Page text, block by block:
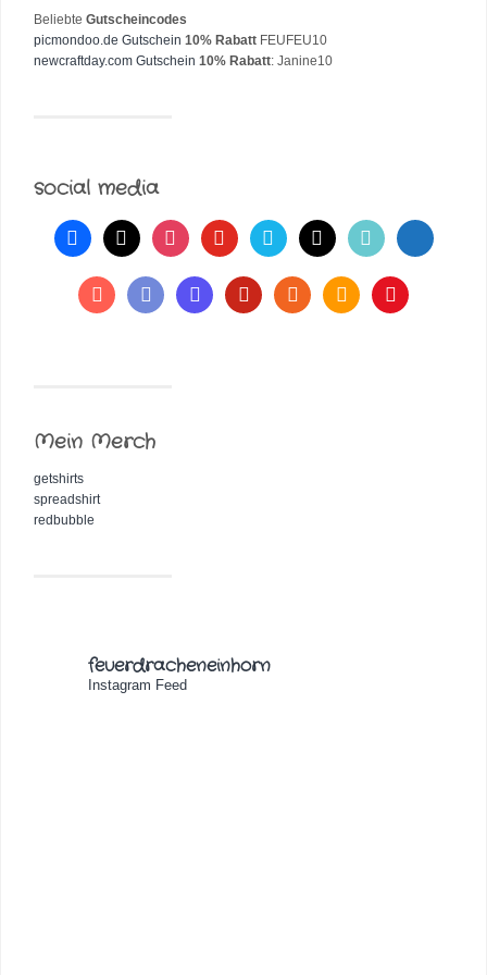
Beliebte Gutscheincodes
picmondoo.de Gutschein 10% Rabatt FEUFEU10
newcraftday.com Gutschein 10% Rabatt: Janine10
social media
Mein Merch
getshirts
spreadshirt
redbubble
feuerdracheneinhorn
Instagram Feed